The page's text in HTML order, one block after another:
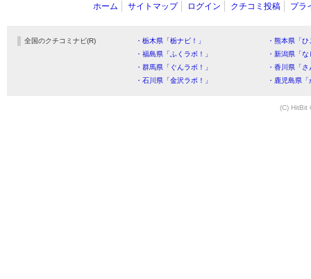
ホーム サイトマップ ログイン クチコミ投稿 プラ
全国のクチコミナビ(R) ・栃木県「栃ナビ！」
・熊本県「
・福島県「ふくラボ！」
・新潟県「
・群馬県「ぐんラボ！」
・香川県「
・石川県「金沢ラボ！」
・鹿児島県
(C) HitBit